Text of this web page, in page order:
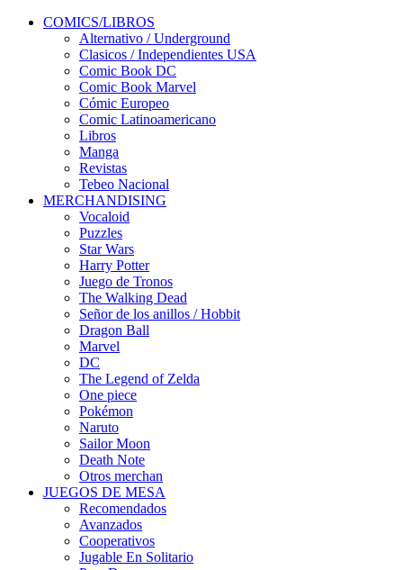
COMICS/LIBROS
Alternativo / Underground
Clasicos / Independientes USA
Comic Book DC
Comic Book Marvel
Cómic Europeo
Comic Latinoamericano
Libros
Manga
Revistas
Tebeo Nacional
MERCHANDISING
Vocaloid
Puzzles
Star Wars
Harry Potter
Juego de Tronos
The Walking Dead
Señor de los anillos / Hobbit
Dragon Ball
Marvel
DC
The Legend of Zelda
One piece
Pokémon
Naruto
Sailor Moon
Death Note
Otros merchan
JUEGOS DE MESA
Recomendados
Avanzados
Cooperativos
Jugable En Solitario